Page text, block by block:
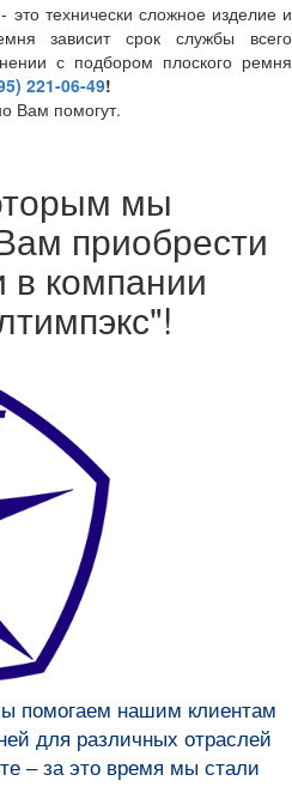
технически сложное изделие и
зависит срок службы всего
с подбором плоского ремня
221-06-49!
Вам помогут.
мы
приобрести
в компании
помогаем нашим клиентам
для различных отраслей
– за это время мы стали